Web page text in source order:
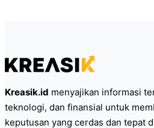
Kreasik.id menyajikan informasi
teknologi, dan finansial untuk
keputusan yang cerdas dan tepat